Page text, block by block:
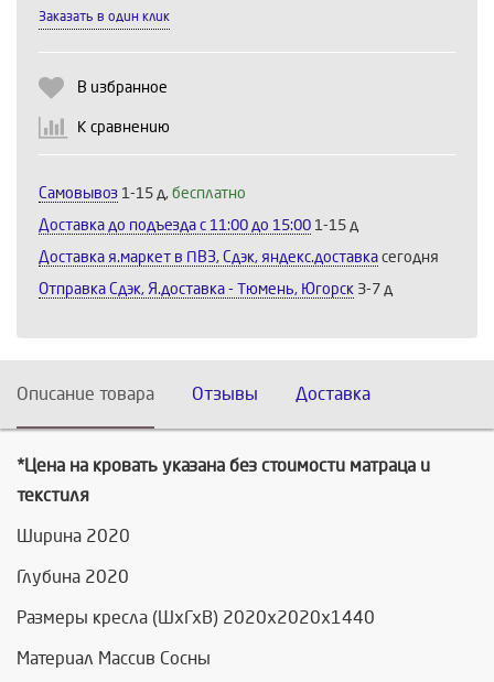
Продолжить
Заказать в один клик
В избранное
К сравнению
Самовывоз 1-15 д, бесплатно
Доставка до подъезда c 11:00 до 15:00 1-15 д
Доставка я.маркет в ПВЗ, Сдэк, яндекс.доставка сегодня
Отправка Сдэк, Я.доставка - Тюмень, Югорск 3-7 д
Описание товара Отзывы Доставка
*Цена на кровать указана без стоимости матраца и
текстиля
Ширина 2020
Глубина 2020
Размеры кресла (ШхГхВ) 2020х2020х1440
Материал Массив Сосны